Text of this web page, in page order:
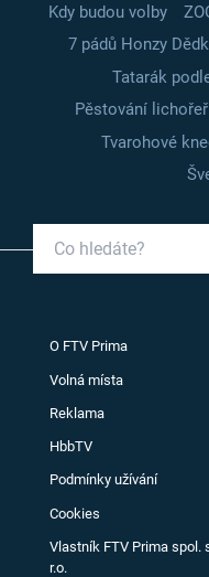
Kdy budou volby
7 pádů Honzy
Tatarák
Pěstování
Tvarohové
O FTV Prima
Volná místa
Reklama
HbbTV
Podmínky užívání
Cookies
Vlastník FTV Prima spol.
r.o.